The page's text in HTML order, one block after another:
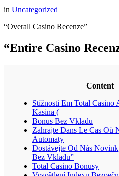
in Uncategorized
“Overall Casino Recenze”
“Entire Casino
Content
Stížnosti Em Total Casino
Kasina (
Bonus Bez Vkladu
Zahrajte Dans Le Cas Où
Automaty
Dostávejte Od Nás
Bez Vkladu”
Total Casino Bonusy